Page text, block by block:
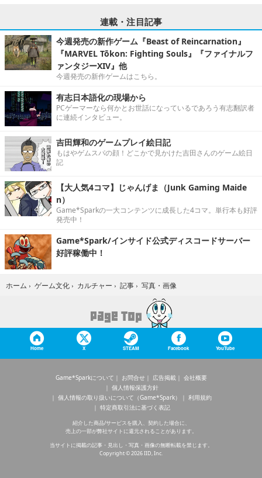
連載・注目記事
今週発売の新作ゲーム『Beast of Reincarnation』
『MARVEL Tōkon: Fighting Souls』『ファイナルフ
ァンタジーXIV』他
今週発売の新作ゲームはこちら。
有志日本語化の現場から
PCゲーマーなら何かとお世話になっているであろう有志翻訳者
に連続インタビュー。
吉田輝和のゲームプレイ絵日記
もはやゲムスパの顔！どこかで見かけた吉田さんのゲーム絵日
記
【大人気4コマ】じゃんげま（Junk Gaming Maide
n）
Game*Sparkの一大コンテンツに成長した4コマ。単行本も好評
発売中！
Game*Spark/インサイド公式ディスコードサーバー
好評稼働中！
ホーム › ゲーム文化 › カルチャー › 記事 › 写真・画像
Home X STEAM Facebook YouTube
Game*Sparkについて お問合せ 広告掲載
会社概要
個人情報保護方針
個人情報の取り扱いについて（Game*Spark）
利用規約
特定商取引法に基づく表記
紹介した商品/サービスを購入、契約した場合に、
売上の一部が弊社サイトに還元されることがあります。
当サイトに掲載の記事・見出し・写真・画像の無断転載を禁じます。
Copyright © 2026 IID, Inc.